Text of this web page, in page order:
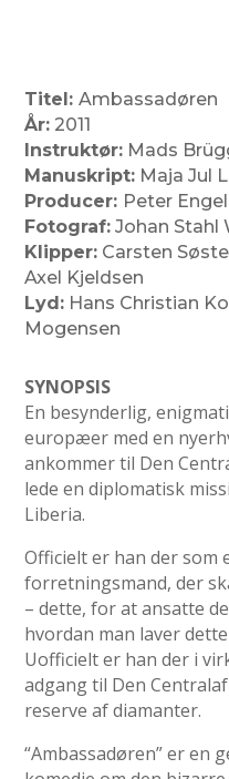
Titel:Ambassadøren
År: 2011
Instruktør: Mads
Manuskript: Maja Jul
Producer: Peter
Fotograf: Johan Stahl
Klipper: Carsten
Axel Kjeldsen
Lyd: Hans Christian
Mogensen
SYNOPSIS
En besynderlig,
europæer med en
ankommer til Den
lede en diplomatisk
Liberia.
Officielt er han der som
forretningsmand, der
– dette, for at ansatte
hvordan man laver
Uofficielt er han der i
adgang til Den
reserve af diamanter.
“Ambassadøren” er en